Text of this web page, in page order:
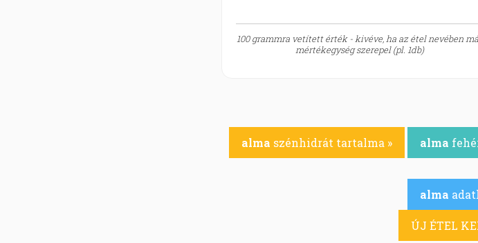
100 grammra vetített érték - kivéve, ha az étel nevében
mértékegység szerepel (pl. 1db)
alma szénhidrát tartalma » alma
alma
ÚJ ÉTEL